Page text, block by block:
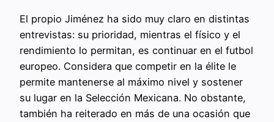
El propio Jiménez ha sido muy claro en distintas
entrevistas: su prioridad, mientras el físico y el
rendimiento lo permitan, es continuar en el futbol
europeo. Considera que competir en la élite le
permite mantenerse al máximo nivel y sostener
su lugar en la Selección Mexicana. No obstante,
también ha reiterado en más de una ocasión que